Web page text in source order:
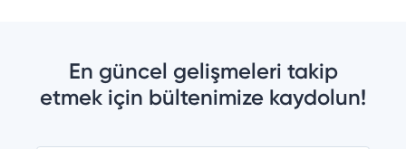
En güncel gelişmeleri takip
etmek için bültenimize kaydolun!